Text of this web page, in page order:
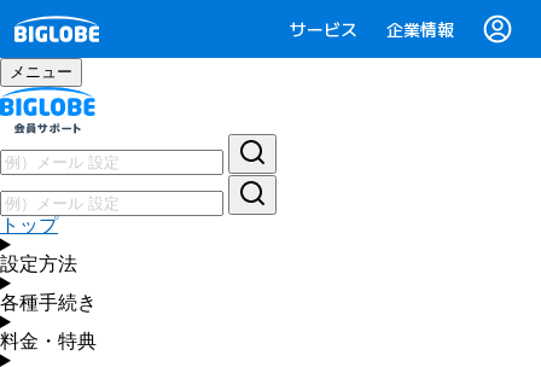
サービス 企業情報
メニュー
トップ
設定方法
各種手続き
料金・特典